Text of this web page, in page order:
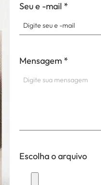
Seu e -mail *
Mensagem *
Escolha o arquivo